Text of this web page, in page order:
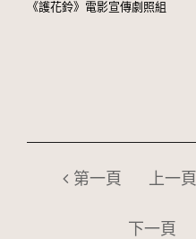
《護花鈴》電影宣傳劇照組
第一頁 上一頁
下一頁